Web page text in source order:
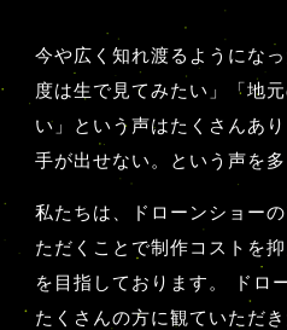
今や広く知れ渡るようになっ
度は生で見てみたい」「地
い」という声はたくさんあり
手が出せない。という声を多
私たちは、ドローンショー
ただくことで制作コストを抑
を目指しております。
ドロ
たくさんの方に観ていただ